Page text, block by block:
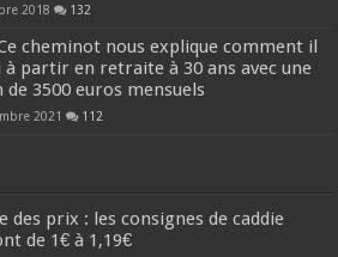
2018 132
cheminot nous explique comment il
à partir en retraite à 30 ans avec une
de 3500 euros mensuels
2021 112
des prix : les consignes de caddie
de 1€ à 1,19€